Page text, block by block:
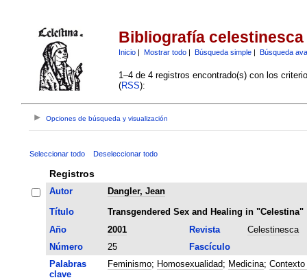
Bibliografía celestinesca
Inicio| Mostrar todo| Búsqueda simple| Búsqueda
1–4 de 4 registros encontrado(s) con los
(RSS):
Opciones de búsqueda y visualización
Seleccionar todo Deseleccionar todo
Registros
Autor
Dangler, Jean
Título
Transgendered Sex and Healing in "Celestina"
Año
2001 Revista
Celestinesca
Número
25
Fascículo
Palabras
clave
Feminismo; Homosexualidad; Medicina;